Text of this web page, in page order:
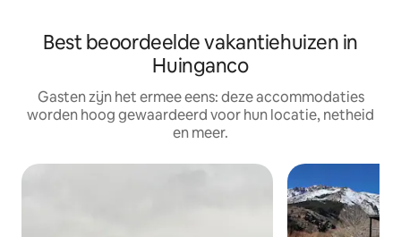
Best beoordeelde vakantiehuizen in
Huinganco
Gasten zijn het ermee eens: deze accommodaties
worden hoog gewaardeerd voor hun locatie, netheid
en meer.